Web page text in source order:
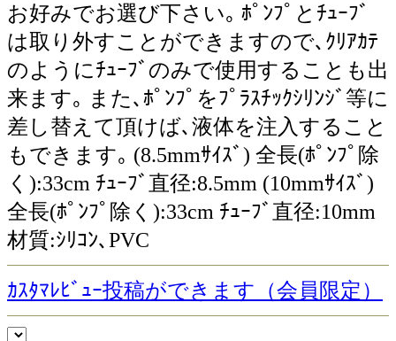
お好みでお選び下さい｡ ﾎﾟﾝﾌﾟとﾁｭｰﾌﾞ
は取り外すことができますので､ｸﾘｱｶﾃ
のようにﾁｭｰﾌﾞのみで使用することも出
来ます｡ また､ﾎﾟﾝﾌﾟをﾌﾟﾗｽﾁｯｸｼﾘﾝｼﾞ等に
差し替えて頂けば､液体を注入すること
もできます｡ (8.5mmｻｲｽﾞ) 全長(ﾎﾟﾝﾌﾟ除
く):33cm ﾁｭｰﾌﾞ直径:8.5mm (10mmｻｲｽﾞ)
全長(ﾎﾟﾝﾌﾟ除く):33cm ﾁｭｰﾌﾞ直径:10mm
材質:ｼﾘｺﾝ､PVC
ｶｽﾀﾏﾚﾋﾞｭｰ投稿ができます（会員限定）